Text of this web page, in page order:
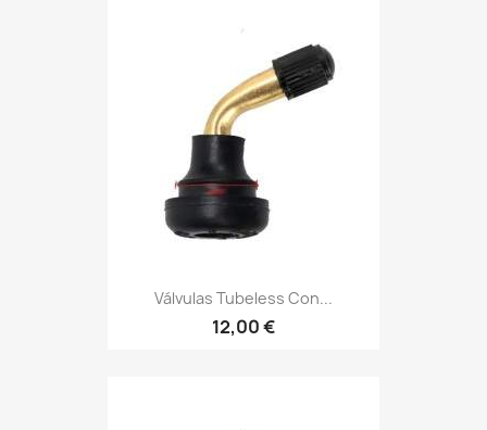
Válvulas Tubeless Con...
12,00 €